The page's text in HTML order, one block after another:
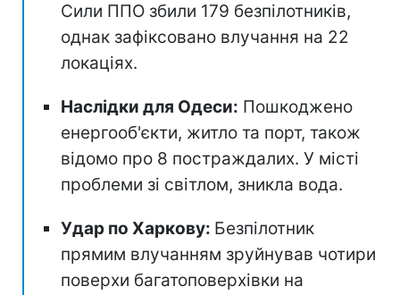
Сили ППО збили 179 безпілотників,
однак зафіксовано влучання на 22
локаціях.
Наслідки для Одеси: Пошкоджено
енергооб'єкти, житло та порт, також
відомо про 8 постраждалих. У місті
проблеми зі світлом, зникла вода.
Удар по Харкову: Безпілотник
прямим влучанням зруйнував чотири
поверхи багатоповерхівки на